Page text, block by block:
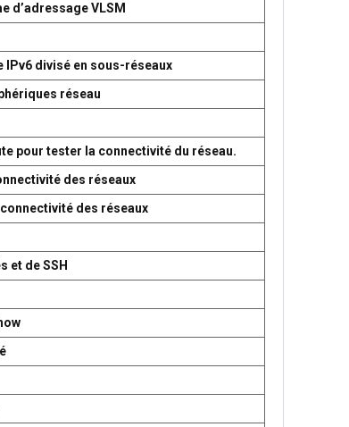
d’adressage VLSM
IPv6 divisé en sous-réseaux
réseau
pour tester la connectivité du réseau.
des réseaux
des réseaux
et de SSH